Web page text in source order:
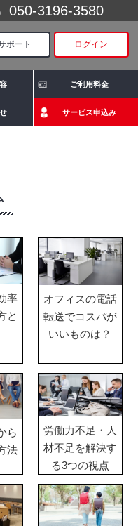
050-3196-3580
ログイン
ポート
ご利用料金
サービス申込み
率
と
オフィスの電話
転送でコスパが
いいものは？
ら
法
労働力不足・人
材不足を解決す
る3つの視点